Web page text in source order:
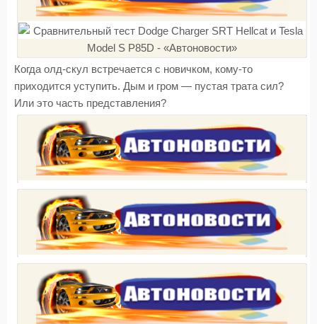
Когда олд-скул встречается с новичком, кому-то
приходится уступить. Дым и гром — пустая трата сил?
Или это часть представления?